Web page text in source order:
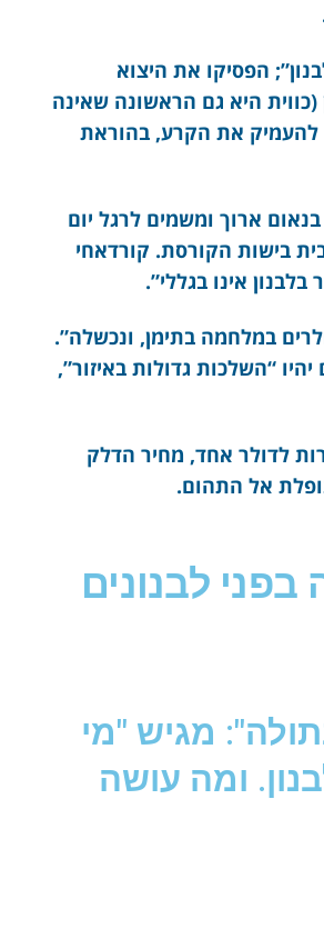
הפסיקו את היצוא
(כווית היא גם הראשונה שאינה
להעמיק את הקרע, בהוראת
ארוך ומשמים לרגל יום
בישות הקורסת. קורדאחי
אינו בגללי”.
במלחמה בתימן, ונכשלה”.
“השלכות גדולות באיזור”,
שער הלירה הלבנונית קרס לעוד שפל של 23,5000 לירות לדולר אחד, מחיר הדלק
אל התהום.
לבנונים
מגיש "מי
ומה עושה